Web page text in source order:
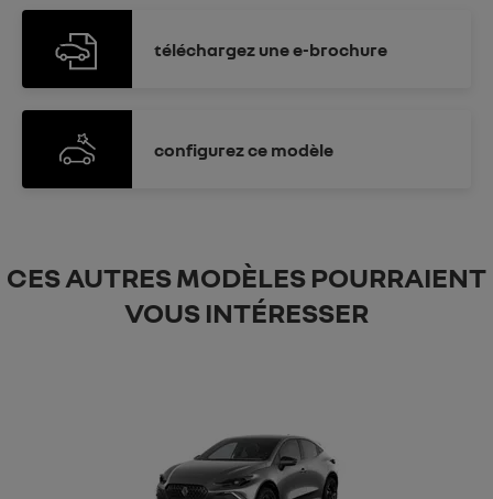
téléchargez une e-brochure
configurezce modèle
CES AUTRES MODÈLES POURRAIENT
VOUS INTÉRESSER